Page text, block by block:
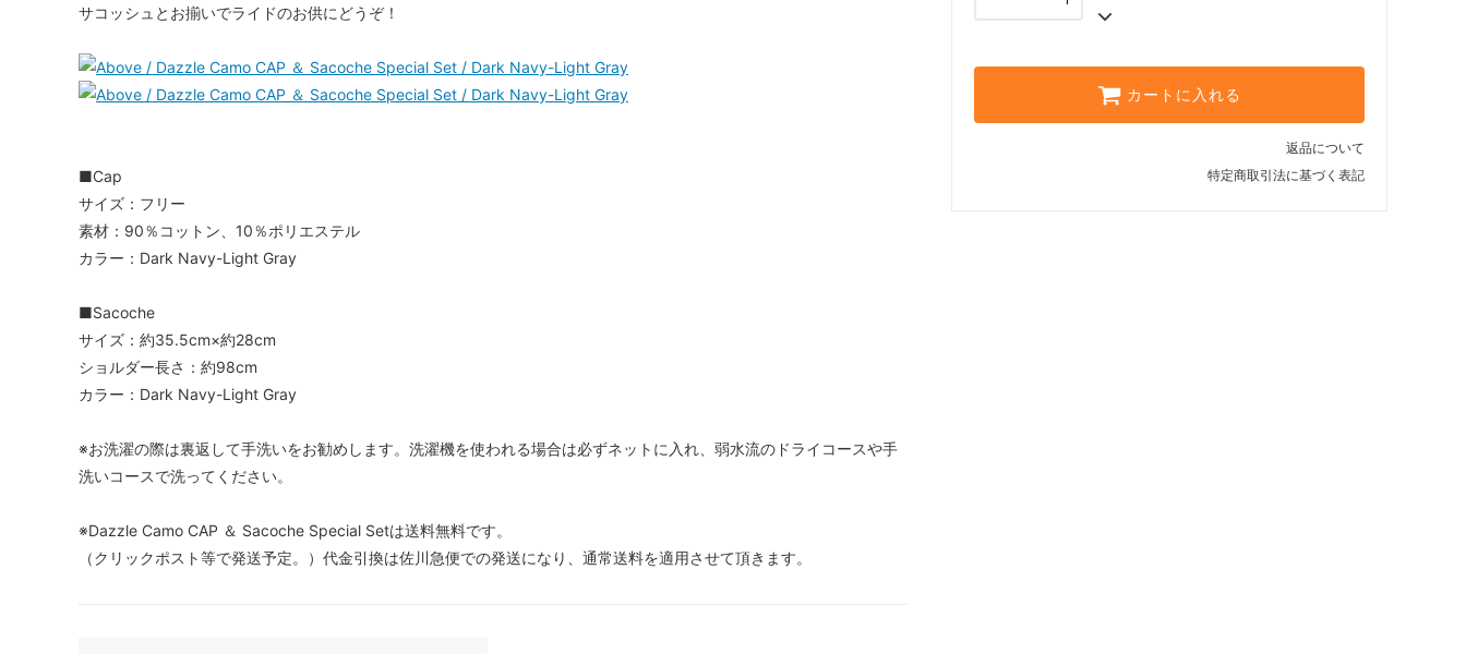
カートに入れる
返品について
特定商取引法に基づく表記
サコッシュとお揃いでライドのお供にどうぞ！
■Cap
サイズ：フリー
素材：90％コットン、10％ポリエステル
カラー：Dark Navy-Light Gray
■Sacoche
サイズ：約35.5cm×約28cm
ショルダー長さ：約98cm
カラー：Dark Navy-Light Gray
※お洗濯の際は裏返して手洗いをお勧めします。洗濯機を使われる場合は必ずネットに入れ、弱水流のドライコースや手
洗いコースで洗ってください。
※Dazzle Camo CAP ＆ Sacoche Special Setは送料無料です。
（クリックポスト等で発送予定。）代金引換は佐川急便での発送になり、通常送料を適用させて頂きます。